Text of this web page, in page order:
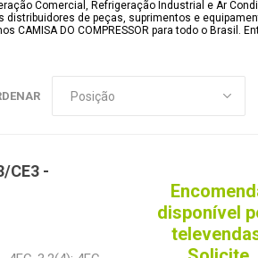
Comercial, Refrigeração Industrial e Ar
distribuidores de peças, suprimentos e
CAMISA DO COMPRESSOR para todo o Brasil.
CE3 -
disponível